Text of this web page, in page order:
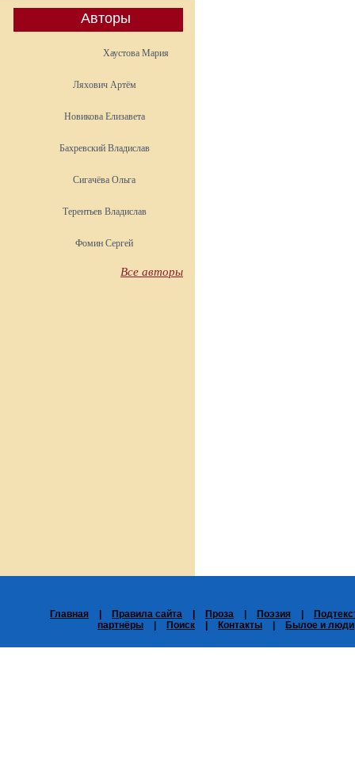
Авторы
Хаустова Мария
Ляхович Артём
Новикова Елизавета
Бахревский Владислав
Сигачёва Ольга
Терентьев Владислав
Фомин Сергей
Все авторы
Главная Правила сайта Проза Поэзия
партнёры
Поиск Контакты Былое и люди